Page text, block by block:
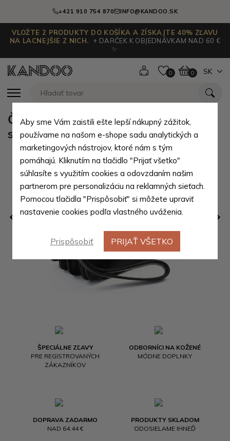
+421 910 754 870 INFO@KANDOO.SK
VLOŽTE 2 PRODUKTY DO KOŠÍKA A ZÍSKAJTE 40% ZĽAVU
NA LACNEJŠIE Z NICH.
+ DARČEK K OBJEDNÁVKAM NAD 60 €
✨
0 0 SK
ŠPECIÁLNE ZĽAVY
PRE REGISTROVANÝCH
ZÁKAZNÍKOV
ODBORNÍCI NA KOŽENÉ
MÓDNE DOPLNKY
DOPRAVA ZADARMO
NAD 64.44 €
PRODUKTY SKLADOM
ODOSIELAME IHNEĎ
Čierna pánska kožená etue so
sklápacím registrom Zander
Aby sme Vám zaistili ešte lepší nákupný zážitok,
používame na našom e-shope sadu analytických a
marketingových nástrojov, ktoré nám s tým
pomáhajú. Kliknutím na tlačidlo "Prijať všetko"
súhlasíte s využitím cookies a odovzdaním našim
partnerom pre personalizáciu na reklamných sieťach.
Pomocou tlačidla "Prispôsobiť" si môžete upraviť
nastavenie cookies podľa vlastného uváženia.
Prispôsobiť PRIJAŤ VŠETKO